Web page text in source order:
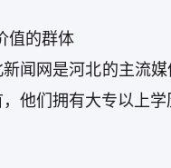
值的群体
新闻网是河北的主流
，他们拥有大专以上